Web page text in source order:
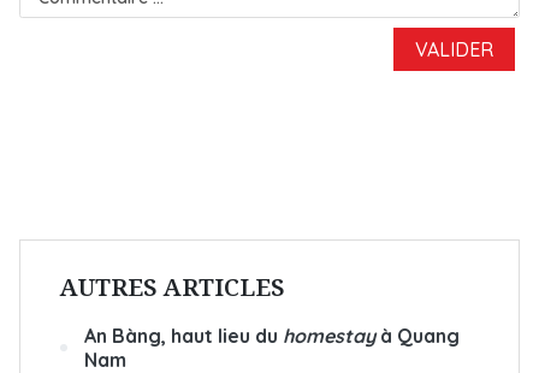
AUTRES ARTICLES
An Bàng, haut lieu du homestayà Quang
Nam